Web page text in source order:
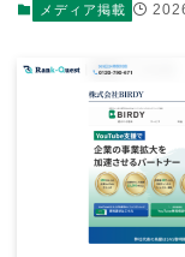
メディア掲載